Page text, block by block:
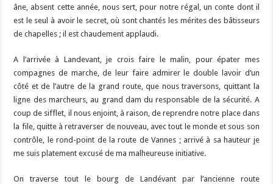
âne, absent cette année, nous sert, pour notre régal, un conte dont il
est le seul à avoir le secret, où sont chantés les mérites des bâtisseurs
de chapelles ; il est chaudement applaudi.
A l’arrivée à Landevant, je crois faire le malin, pour épater mes
compagnes de marche, de leur faire admirer le double lavoir d’un
côté et de l’autre de la grand route, que nous traversons, quittant la
ligne des marcheurs, au grand dam du responsable de la sécurité. A
coup de sifflet, il nous enjoint, à raison, de reprendre notre place dans
la file, quitte à retraverser de nouveau, avec tout le monde et sous son
contrôle, le rond-point de la route de Vannes ; arrivé à sa hauteur je
me suis platement excusé de ma malheureuse initiative.
On traverse tout le bourg de Landévant par l’ancienne route